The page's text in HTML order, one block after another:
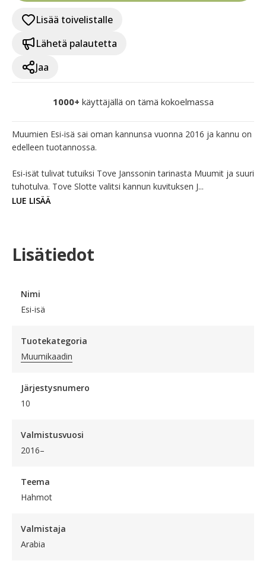
Lisää toivelistalle
Lähetä palautetta
Jaa
1000+ käyttäjällä on tämä kokoelmassa
Muumien Esi-isä sai oman kannunsa vuonna 2016 ja kannu on
edelleen tuotannossa.
Esi-isät tulivat tutuiksi Tove Janssonin tarinasta Muumit ja suuri
tuhotulva. Tove Slotte valitsi kannun kuvituksen J...
LUE LISÄÄ
Lisätiedot
Nimi
Esi-isä
Tuotekategoria
Muumikaadin
Järjestysnumero
10
Valmistusvuosi
2016–
Teema
Hahmot
Valmistaja
Arabia